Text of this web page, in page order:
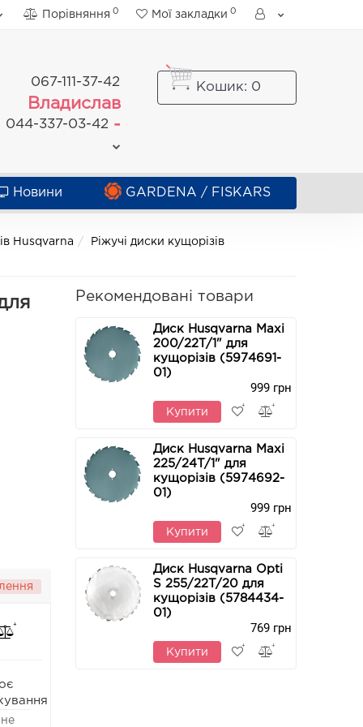
Порівняння 0 Мої закладки 0
067-111-37-42
Владислав
044-337-03-42 -
Кошик: 0
Новини GARDENA / FISKARS
Husqvarna
Ріжучі диски кущорізів
Рекомендовані товари
Диск Husqvarna Maxi
200/22T/1" для
кущорізів (5974691-
01)
999 грн
Купити
Диск Husqvarna Maxi
225/24T/1" для
кущорізів (5974692-
01)
999 грн
Купити
Диск Husqvarna Opti
S 255/22T/20 для
кущорізів (5784434-
01)
769 грн
Купити